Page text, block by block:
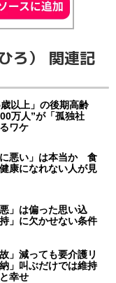
ろ） 関連記
以上」の後期高齢
万人”が「孤独社
ワケ
に悪い」は本当か 食
康になれない人が見
」は偏った思い込
」に欠かせない条件
」減っても要介護リ
」叫ぶだけでは維持
幸せ